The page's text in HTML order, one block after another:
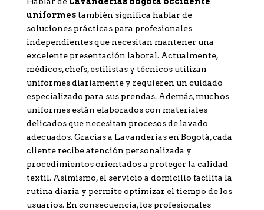
uniformestambién significa hablar de
soluciones prácticas para profesionales
independientes que necesitan mantener una
excelente presentación laboral. Actualmente,
médicos, chefs, estilistas y técnicos utilizan
uniformes diariamente y requieren un cuidado
especializado para sus prendas. Además, muchos
uniformes están elaborados con materiales
delicados que necesitan procesos de lavado
adecuados. Gracias a Lavanderías en Bogotá, cada
cliente recibe atención personalizada y
procedimientos orientados a proteger la calidad
textil. Asimismo, el servicio a domicilio facilita la
rutina diaria y permite optimizar el tiempo de los
usuarios. En consecuencia, los profesionales